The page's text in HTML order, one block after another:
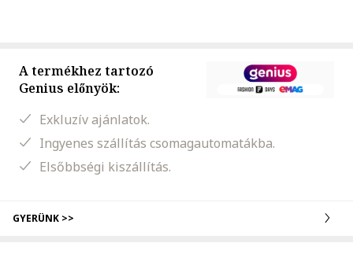
A termékhez tartozó
Genius előnyök:
Exkluzív ajánlatok.
Ingyenes szállítás csomagautomatákba.
Elsőbbségi kiszállítás.
GYERÜNK >>